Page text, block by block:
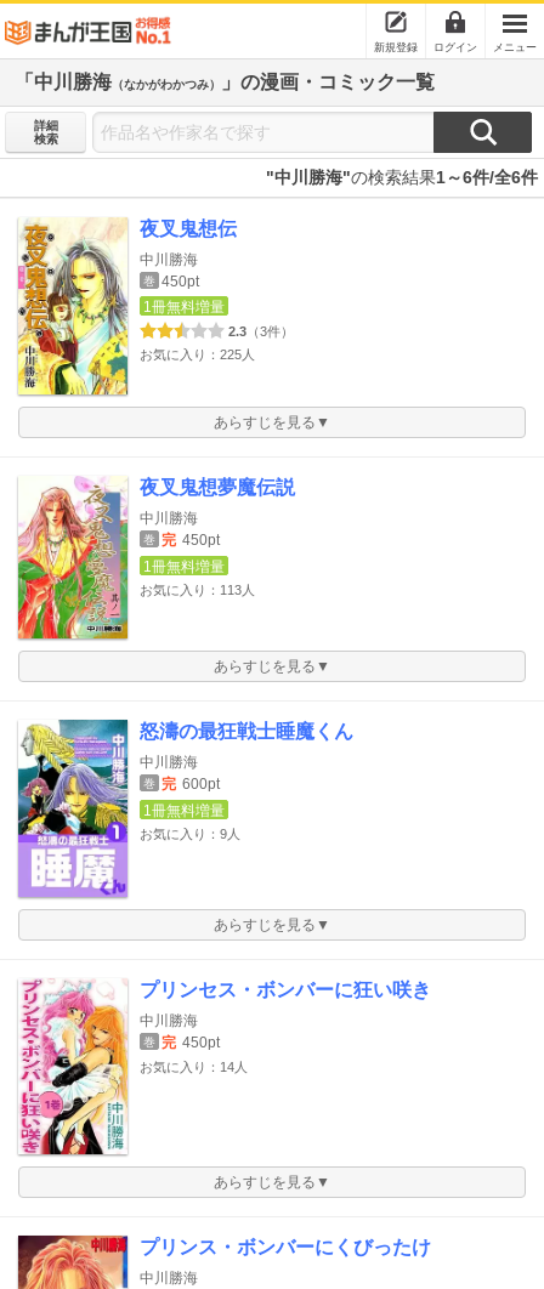
新規登録 ログイン メニュー
「中川勝海 （なかがわかつみ） 」の漫画・コミック一覧
詳細
検索
"中川勝海"の検索結果1～6件/全6件
夜叉鬼想伝
中川勝海
巻 450pt
1冊無料増量
2.3 （3件）
お気に入り：225人
あらすじを見る▼
夜叉鬼想夢魔伝説
中川勝海
巻 完 450pt
1冊無料増量
お気に入り：113人
あらすじを見る▼
怒濤の最狂戦士睡魔くん
中川勝海
巻 完 600pt
1冊無料増量
お気に入り：9人
あらすじを見る▼
プリンセス・ボンバーに狂い咲き
中川勝海
巻 完 450pt
お気に入り：14人
あらすじを見る▼
プリンス・ボンバーにくびったけ
中川勝海